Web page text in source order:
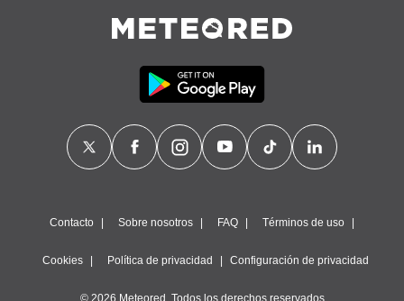
Contacto Sobre nosotros FAQ Términos de uso
Cookies Política de privacidad Configuración de privacidad
© 2026 Meteored. Todos los derechos reservados